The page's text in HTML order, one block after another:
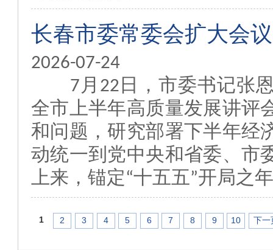
长春市委常委会扩大会
2026-07-24
7月22日，市委书记张恩
全市上半年高质量发展讲评
和问题，研究部署下半年经
动统一到党中央和省委、市
上来，锚定“十五五”开局之
1 2 3 4 5 6 7 8 9 10 下一